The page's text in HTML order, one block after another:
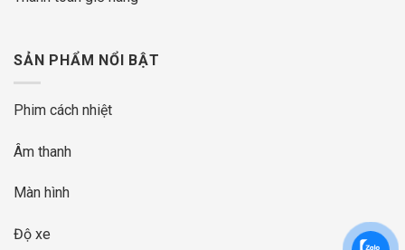
SẢN PHẨM NỔI BẬT
Phim cách nhiệt
Âm thanh
Màn hình
Độ xe